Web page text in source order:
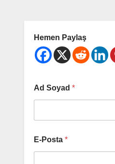
Hemen Paylaş
Ad Soyad *
E-Posta *